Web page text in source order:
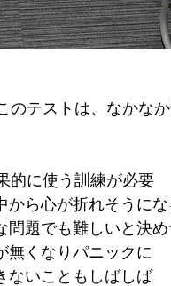
のテストは、なかな
的に使う訓練が必要
ら心が折れそうにな
題でも難しいと決め
くなりパニックに
ないこともしばしば